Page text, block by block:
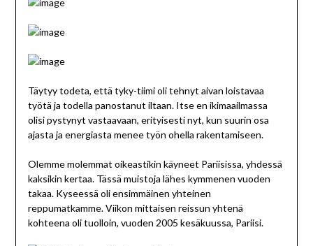
Täytyy todeta, että tyky-tiimi oli tehnyt aivan loistavaa
työtä ja todella panostanut iltaan. Itse en ikimaailmassa
olisi pystynyt vastaavaan, erityisesti nyt, kun suurin osa
ajasta ja energiasta menee työn ohella rakentamiseen.
Olemme molemmat oikeastikin käyneet Pariisissa, yhdessä
kaksikin kertaa. Tässä muistoja lähes kymmenen vuoden
takaa. Kyseessä oli ensimmäinen yhteinen
reppumatkamme. Viikon mittaisen reissun yhtenä
kohteena oli tuolloin, vuoden 2005 kesäkuussa, Pariisi.